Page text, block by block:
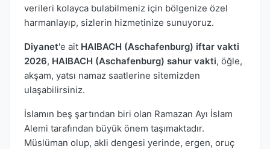
verileri kolayca bulabilmeniz için bölgenize özel
harmanlayıp, sizlerin hizmetinize sunuyoruz.
Diyanet'e ait HAIBACH (Aschafenburg) iftar vakti
2026, HAIBACH (Aschafenburg) sahur vakti, öğle,
akşam, yatsı namaz saatlerine sitemizden
ulaşabilirsiniz.
İslamın beş şartından biri olan Ramazan Ayı İslam
Alemi tarafından büyük önem taşımaktadır.
Müslüman olup, akli dengesi yerinde, ergen, oruç